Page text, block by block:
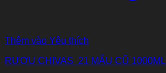
Thêm vào Yêu thích
RƯỢU CHIVAS 21 MẪU CŨ 1000ML